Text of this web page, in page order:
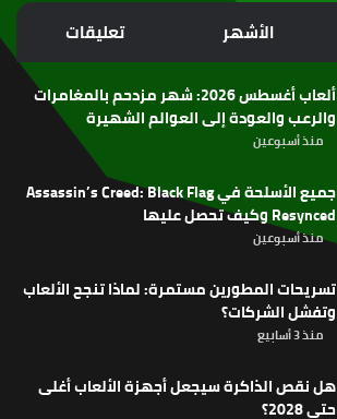
الموقع
RSS
الأشهر تعليقات
ألعاب أغسطس 2026: شهر مزدحم بالمغامرات
والرعب والعودة إلى العوالم الشهيرة
منذ أسبوعين
جميع الأسلحة في Assassin’s Creed: Black Flag
Resynced وكيف تحصل عليها
منذ أسبوعين
تسريحات المطورين مستمرة: لماذا تنجح الألعاب
وتفشل الشركات؟
منذ 3 أسابيع
هل نقص الذاكرة سيجعل أجهزة الألعاب أغلى
حتى 2028؟